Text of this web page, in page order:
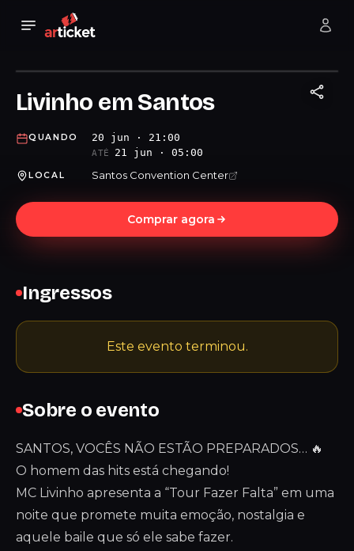
Livinho em Santos
QUANDO 20 jun · 21:00
ATÉ 21 jun · 05:00
LOCAL Santos Convention Center
Comprar agora
Sobre o evento
SANTOS, VOCÊS NÃO ESTÃO PREPARADOS… 🔥
O homem das hits está chegando!
MC Livinho apresenta a “Tour Fazer Falta” em uma
noite que promete muita emoção, nostalgia e
aquele baile que só ele sabe fazer.
Ingressos
Este evento terminou.